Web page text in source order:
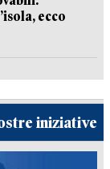
ecco
iniziative